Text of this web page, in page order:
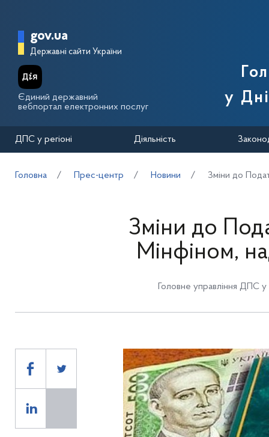
Головна сторінка Державної
gov.ua
Державні сайти України
Єдиний державний
вебпортал електронних послуг
у
ДПС у регіоні Діяльність
Головна Прес-центр Новини Зміни до
Зміни до
Мінфіном,
Головне управління ДПС у